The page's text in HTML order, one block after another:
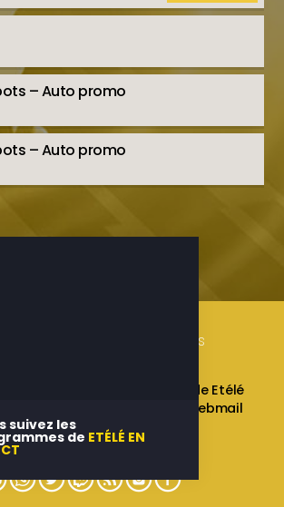
– Auto promo
– Auto promo
ETELE BENIN Tous droits
LUXE CONSULTING
L’équipe de Etélé
Webmail
suivez les
de ETÉLÉ EN